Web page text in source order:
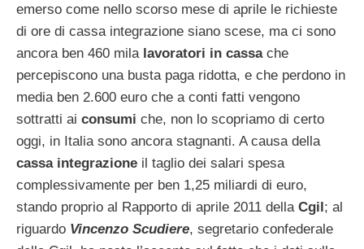
emerso come nello scorso mese di aprile le richieste
di ore di cassa integrazione siano scese, ma ci sono
ancora ben 460 mila lavoratori in cassache
percepiscono una busta paga ridotta, e che perdono in
media ben 2.600 euro che a conti fatti vengono
sottratti ai consumi che, non lo scopriamo di certo
oggi, in Italia sono ancora stagnanti. A causa della
cassa integrazione il taglio dei salari spesa
complessivamente per ben 1,25 miliardi di euro,
stando proprio al Rapporto di aprile 2011 della Cgil; al
riguardo Vincenzo Scudiere, segretario confederale